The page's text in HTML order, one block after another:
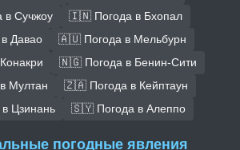
Сучжоу
🇮🇳 Погода в Бхопал
Давао
🇦🇺 Погода в Мельбурн
🇳🇬 Погода в Бенин-Сити
Мултан
🇿🇦 Погода в Кейптаун
Цзинань
🇸🇾 Погода в Алеппо
погодные явления